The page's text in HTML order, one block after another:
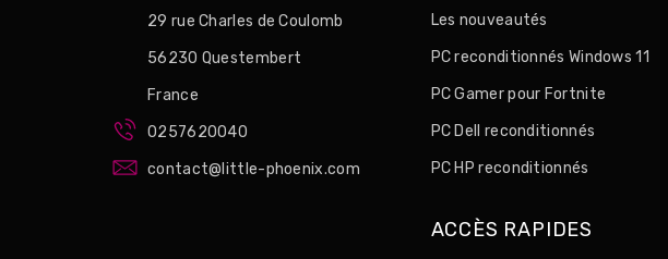
29 rue Charles de Coulomb
56230 Questembert
France
0257620040
contact@little-phoenix.com
Les nouveautés
PC reconditionnés Windows 11
PC Gamer pour Fortnite
PC Dell reconditionnés
PC HP reconditionnés
ACCÈS RAPIDES